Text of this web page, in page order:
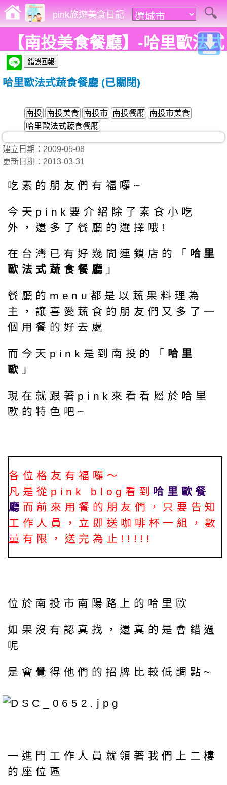
pink旅遊美食日記
【南投美食餐廳】-哈里歐法式
蔬食餐廳(南投店)
哈里歐法式蔬食餐廳 (已關閉)
南投 南投美食 南投市 南投餐廳 南投市美食
哈里歐法式蔬食餐廳
建立日期：2009-05-08
更新日期：2013-03-31
吃素的朋友們有福囉~
今天pink要介紹除了素食小吃
外，還多了餐廳的選擇哦!
在台灣已有好幾間連鎖店的「 哈里
歐法式蔬食餐廳 」
餐廳的menu都是以蔬果料理為
主，讓喜愛蔬食的朋友們又多了一
個用餐的好去處
而今天pink是到南投的「 哈里
歐 」
現在就跟著pink來看看屬於哈里
歐的特色吧~
各位格友有福囉～
凡是從pink blog看到 哈里歐餐
廳 而前來用餐的朋友們，只要告知
工作人員，立即送咖啡杯一組，數
量有限，送完為止!!!!!
位於南投市南陽路上的哈里歐
如果沒有認真找，還真的是會錯過
呢
是會覺得他們的招牌比較低調點~
一進門工作人員就領著我們上二樓
的座位區